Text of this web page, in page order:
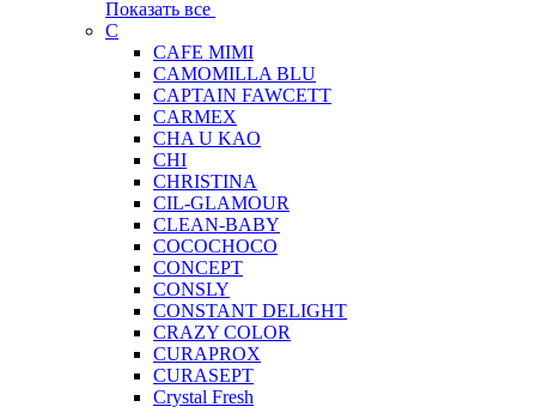
Показать все
C
CAFE MIMI
CAMOMILLA BLU
CAPTAIN FAWCETT
CARMEX
CHA U KAO
CHI
CHRISTINA
CIL-GLAMOUR
CLEAN-BABY
COCOCHOCO
CONCEPT
CONSLY
CONSTANT DELIGHT
CRAZY COLOR
CURAPROX
CURASEPT
Crystal Fresh